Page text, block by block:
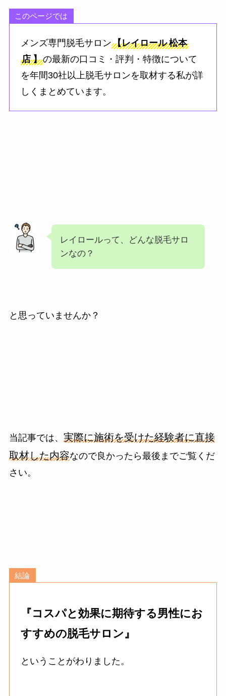
このページでは
メンズ専門脱毛サロン【レイロール 松本
店 】の最新の口コミ・評判・特徴について
を年間30社以上脱毛サロンを取材する私が詳
しくまとめています。
レイロールって、どんな脱毛サロ
ンなの？
と思っていませんか？
当記事では、 実際に施術を受けた経験者に直接
取材した内容なので良かったら最後までご覧くだ
さい。
結論
『コスパと効果に期待する男性にお
すすめの脱毛サロン』
ということがわりました。